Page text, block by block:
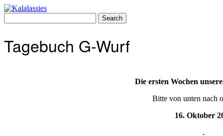
Skip
content
for:
Tagebuch G-Wurf
Die ersten Wochen
Bitte von unten nach
16. Oktober